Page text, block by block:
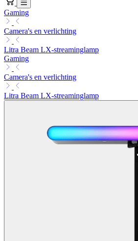
Gaming
Camera's en verlichting
Litra Beam LX-streaminglamp
Gaming
Camera's en verlichting
Litra Beam LX-streaminglamp